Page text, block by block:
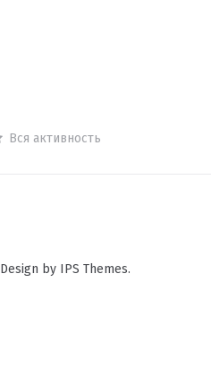
Вся активность
Design by IPS Themes.